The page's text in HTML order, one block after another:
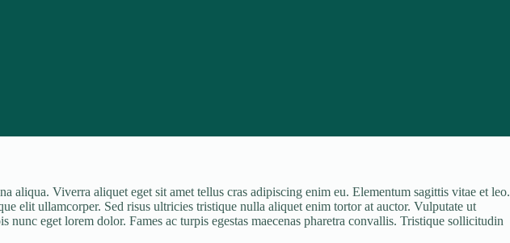
Viverra aliquet eget sit amet tellus cras adipiscing enim eu. Elementum sagittis vitae et leo.
elit ullamcorper. Sed risus ultricies tristique nulla aliquet enim tortor at auctor. Vulputate ut
eget lorem dolor. Fames ac turpis egestas maecenas pharetra convallis. Tristique sollicitudin